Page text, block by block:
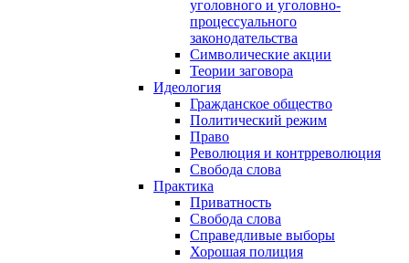
уголовного и уголовно-
процессуального
законодательства
Символические акции
Теории заговора
Идеология
Гражданское общество
Политический режим
Право
Революция и контрреволюция
Свобода слова
Практика
Приватность
Свобода слова
Справедливые выборы
Хорошая полиция